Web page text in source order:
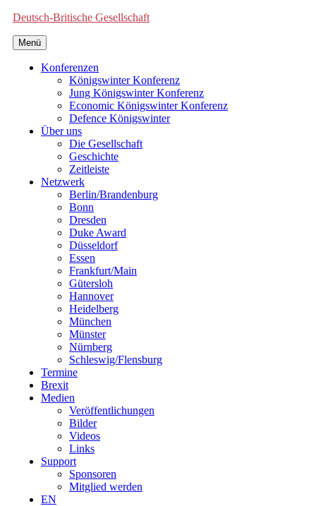
Deutsch-Britische Gesellschaft
Menü
Konferenzen
Königswinter Konferenz
Jung Königswinter Konferenz
Economic Königswinter Konferenz
Defence Königswinter
Über uns
Die Gesellschaft
Geschichte
Zeitleiste
Netzwerk
Berlin/Brandenburg
Bonn
Dresden
Duke Award
Düsseldorf
Essen
Frankfurt/Main
Gütersloh
Hannover
Heidelberg
München
Münster
Nürnberg
Schleswig/Flensburg
Termine
Brexit
Medien
Veröffentlichungen
Bilder
Videos
Links
Support
Sponsoren
Mitglied werden
EN